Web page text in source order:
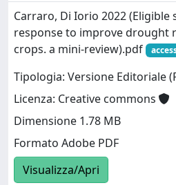
Carraro, Di Iorio 2022
response to improve drought
crops. a mini‑review).pdf
Tipologia: Versione Editoriale
Licenza: Creative commons
Dimensione 1.78 MB
Formato Adobe PDF
Visualizza/Apri